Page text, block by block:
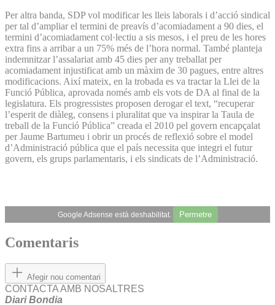
Per altra banda, SDP vol modificar les lleis laborals i d’acció sindical
per tal d’ampliar el termini de preavís d’acomiadament a 90 dies, el
termini d’acomiadament col·lectiu a sis mesos, i el preu de les hores
extra fins a arribar a un 75% més de l’hora normal. També planteja
indemnitzar l’assalariat amb 45 dies per any treballat per
acomiadament injustificat amb un màxim de 30 pagues, entre altres
modificacions. Així mateix, en la trobada es va tractar la Llei de la
Funció Pública, aprovada només amb els vots de DA al final de la
legislatura. Els progressistes proposen derogar el text, “recuperar
l’esperit de diàleg, consens i pluralitat que va inspirar la Taula de
treball de la Funció Pública” creada el 2010 pel govern encapçalat
per Jaume Bartumeu i obrir un procés de reflexió sobre el model
d’Administració pública que el país necessita que integri el futur
govern, els grups parlamentaris, i els sindicats de l’Administració.
Google Adsense està deshabilitat. Permetre
Comentaris
Afegir nou comentari
CONTACTA AMB NOSALTRES
Diari Bondia